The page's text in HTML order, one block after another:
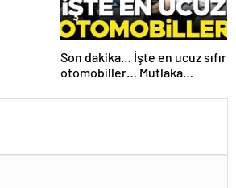
Son dakika… İşte en ucuz sıfır
otomobiller… Mutlaka